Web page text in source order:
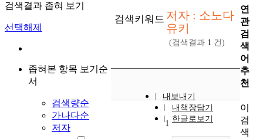
검색결과 좁혀 보기
선택해제
좁혀본 항목 보기순
서
검색량순
가나다순
저자
검색키워드 저자 : 소노다
유키
(검색결과 1 건)
내보내기
내책장담기
한글로보기
1
연
관
검
색
어
추
천
이
검
색